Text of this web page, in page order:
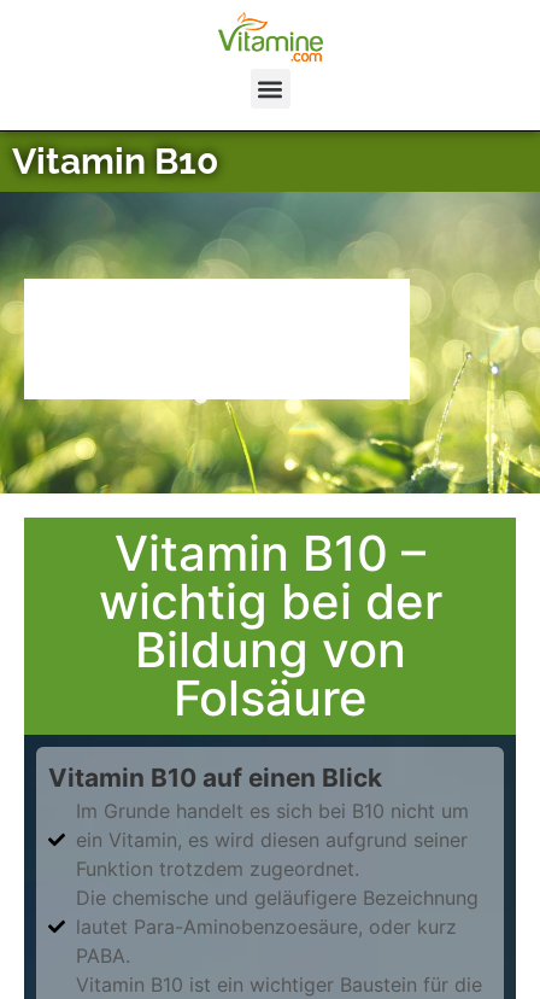
Vitamin B10
Vitamin B10 –
wichtig bei der
Bildung von
Folsäure
Vitamin B10 auf einen Blick
Im Grunde handelt es sich bei B10 nicht um
ein Vitamin, es wird diesen aufgrund seiner
Funktion trotzdem zugeordnet.
Die chemische und geläufigere Bezeichnung
lautet Para-Aminobenzoesäure, oder kurz
PABA.
Vitamin B10 ist ein wichtiger Baustein für die